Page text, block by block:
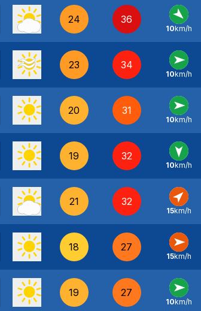
24 36
NO -
10km/h
23 34
O -
10km/h
20 31
O -
10km/h
19 32
N -
10km/h
21 32
SO -
15km/h
18 27
O -
15km/h
19 27
O -
10km/h